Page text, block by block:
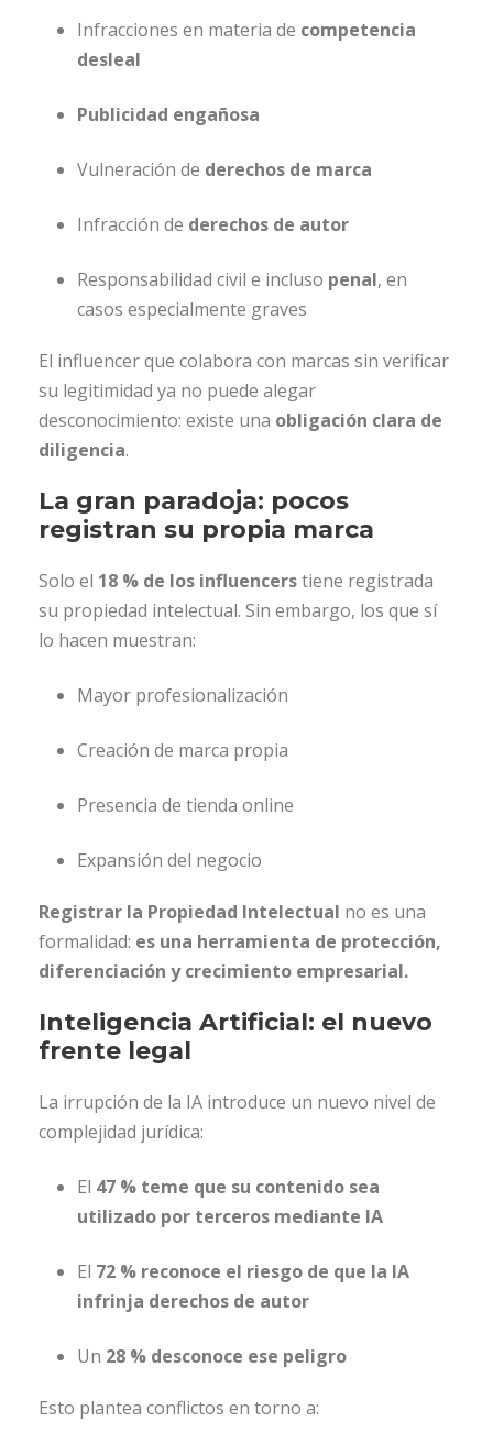
Infracciones en materia de competencia
desleal
Publicidad engañosa
Vulneración de derechos de marca
Infracción de derechos de autor
Responsabilidad civil e incluso penal, en
casos especialmente graves
El influencer que colabora con marcas sin verificar
su legitimidad ya no puede alegar
desconocimiento: existe una obligación clara de
diligencia.
La gran paradoja: pocos
registran su propia marca
Solo el 18 % de los influencerstiene registrada
su propiedad intelectual. Sin embargo, los que sí
lo hacen muestran:
Mayor profesionalización
Creación de marca propia
Presencia de tienda online
Expansión del negocio
Registrar la Propiedad Intelectual no es una
formalidad: es una herramienta de protección,
diferenciación y crecimiento empresarial.
Inteligencia Artificial: el nuevo
frente legal
La irrupción de la IA introduce un nuevo nivel de
complejidad jurídica:
El 47 % teme que su contenido sea
utilizado por terceros mediante IA
El 72 % reconoce el riesgo de que la IA
infrinja derechos de autor
Un 28 % desconoce ese peligro
Esto plantea conflictos en torno a: